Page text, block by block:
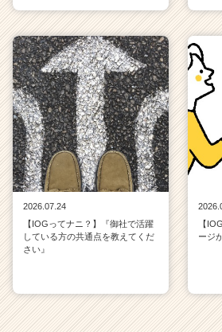
2026.07.24
【IOGってナニ？】『御社で活躍
している方の共通点を教えてくだ
さい』
【
ージ